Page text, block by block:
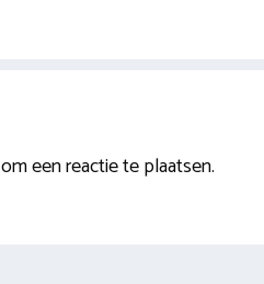
om een reactie te plaatsen.